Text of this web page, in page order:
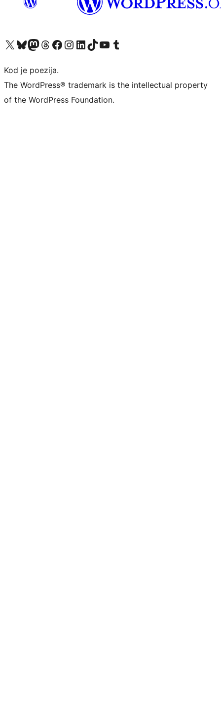
Visit our X (formerly Twitter) account
Visit our Bluesky account
Visit our Mastodon account
Visit our Threads account
Visit our Facebook page
Visit our Instagram account
Visit our LinkedIn account
Visit our TikTok account
Visit our YouTube channel
Visit our Tumblr account
Kod je poezija.
The WordPress® trademark is the intellectual property
of the WordPress Foundation.